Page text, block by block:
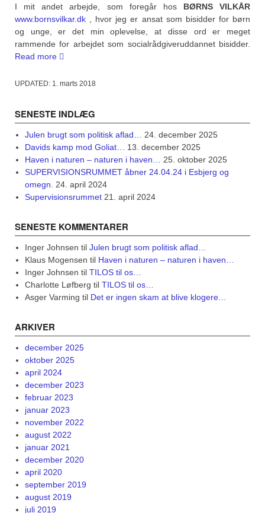
I mit andet arbejde, som foregår hos BØRNS VILKÅR
www.bornsvilkar.dk , hvor jeg er ansat som bisidder for børn
og unge, er det min oplevelse, at disse ord er meget
rammende for arbejdet som socialrådgiveruddannet bisidder.
Read more “Fra
til
spørgsmål
om
menneskelighed?”
UPDATED: 1. marts 2018
SENESTE INDLÆG
Julen brugt som politisk aflad…
24. december 2025
Davids kamp mod Goliat…
13. december 2025
Haven i naturen – naturen i haven…
25. oktober 2025
SUPERVISIONSRUMMET åbner 24.04.24 i Esbjerg og
omegn.
24. april 2024
Supervisionsrummet 21. april 2024
SENESTE KOMMENTARER
Inger Johnsen til Julen brugt som politisk aflad…
Klaus Mogensen til Haven i naturen – naturen i haven…
Inger Johnsen til TILOS til os…
Charlotte Løfberg til TILOS til os…
Asger Varming til Det er ingen skam at blive klogere…
ARKIVER
december 2025
oktober 2025
april 2024
december 2023
februar 2023
januar 2023
november 2022
august 2022
januar 2021
december 2020
april 2020
september 2019
august 2019
juli 2019